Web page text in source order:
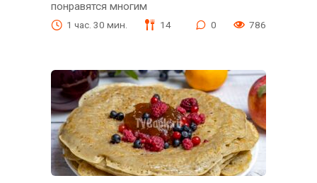
понравятся многим
1 час. 30 мин. 14 0 786